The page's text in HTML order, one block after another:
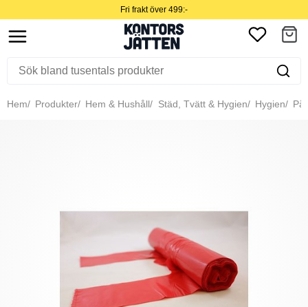
Fri frakt över 499:-
Hem Produkter Hem & Hushåll Städ, Tvätt & Hygien Hygien